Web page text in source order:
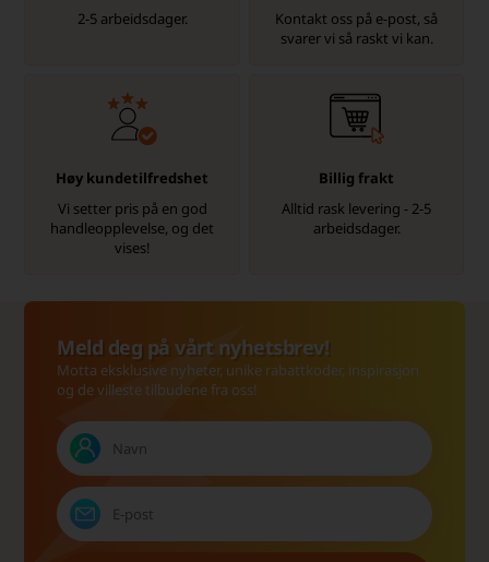
2-5 arbeidsdager.
Kontakt oss på e-post, så
svarer vi så raskt vi kan.
Høy kundetilfredshet
Vi setter pris på en god
handleopplevelse, og det
vises!
Billig frakt
Alltid rask levering - 2-5
arbeidsdager.
Meld deg på vårt nyhetsbrev!
Motta eksklusive nyheter, unike rabattkoder, inspirasjon
og de villeste tilbudene fra oss!